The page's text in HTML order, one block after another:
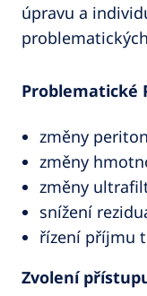
úpravu a
Problematické
změny
změny
změny
snížení
řízení příjmu
Zvolení